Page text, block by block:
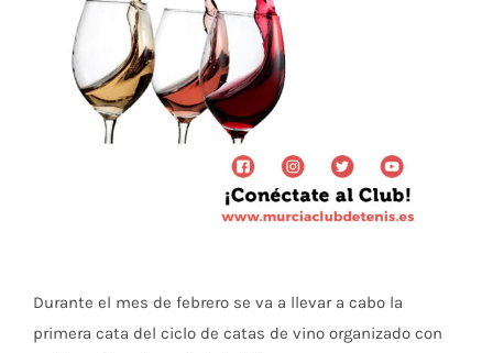
Durante el mes de febrero se va a llevar a cabo la
primera cata del ciclo de catas de vino organizado con